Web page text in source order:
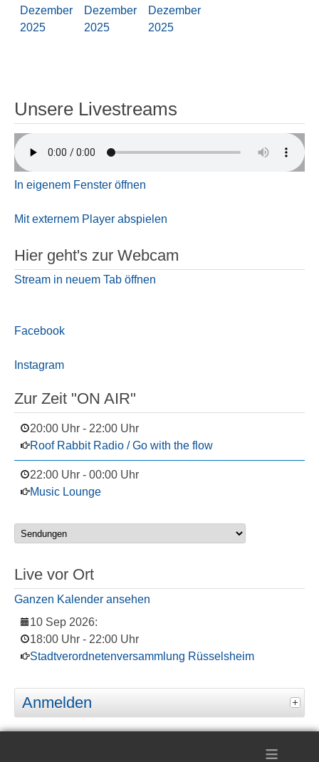
Dezember
2025
Dezember
2025
Dezember
2025
Unsere Livestreams
In eigenem Fenster öffnen
Mit externem Player abspielen
Hier geht's zur Webcam
Stream in neuem Tab öffnen
Facebook
Instagram
Zur Zeit "ON AIR"
20:00 Uhr - 22:00 Uhr
Roof Rabbit Radio / Go with the flow
22:00 Uhr - 00:00 Uhr
Music Lounge
Live vor Ort
Ganzen Kalender ansehen
10 Sep 2026:
18:00 Uhr - 22:00 Uhr
Stadtverordnetenversammlung Rüsselsheim
Anmelden
≡